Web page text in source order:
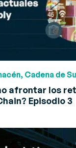
Cadena de
afrontar los
Episodio 3